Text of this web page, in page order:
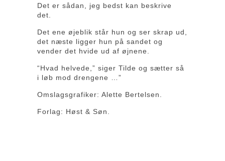
Det er sådan, jeg bedst kan beskrive
det.
Det ene øjeblik står hun og ser skrap ud,
det næste ligger hun på sandet og
vender det hvide ud af øjnene.
“Hvad helvede,” siger Tilde og sætter så
i løb mod drengene …”
Omslagsgrafiker: Alette Bertelsen.
Forlag: Høst & Søn.